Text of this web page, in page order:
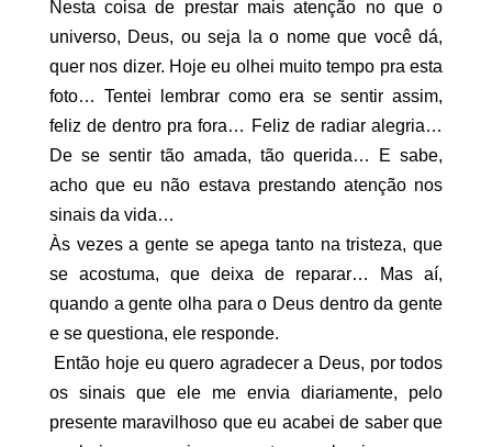
Nesta coisa de prestar mais atenção no que o
universo, Deus, ou seja la o nome que você dá,
quer nos dizer. Hoje eu olhei muito tempo pra esta
foto… Tentei lembrar como era se sentir assim,
feliz de dentro pra fora… Feliz de radiar alegria…
De se sentir tão amada, tão querida… E sabe,
acho que eu não estava prestando atenção nos
sinais da vida…
Às vezes a gente se apega tanto na tristeza, que
se acostuma, que deixa de reparar… Mas aí,
quando a gente olha para o Deus dentro da gente
e se questiona, ele responde.
Então hoje eu quero agradecer a Deus, por todos
os sinais que ele me envia diariamente, pelo
presente maravilhoso que eu acabei de saber que